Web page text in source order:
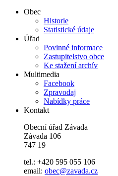
Obec
Historie
Statistické údaje
Úřad
Povinné informace
Zastupitelstvo obce
Ke stažení archív
Multimedia
Facebook
Zpravodaj
Nabídky práce
Kontakt
Obecní úřad Závada
Závada 106
747 19
tel.: +420 595 055 106
email: obec@zavada.cz